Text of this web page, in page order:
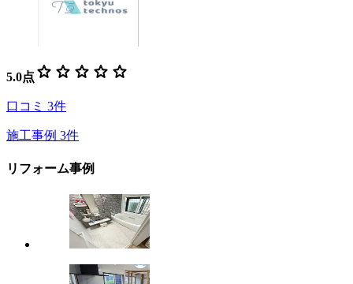
5.0点 star star star star star
口コミ 3件
施工事例 3件
リフォーム事例